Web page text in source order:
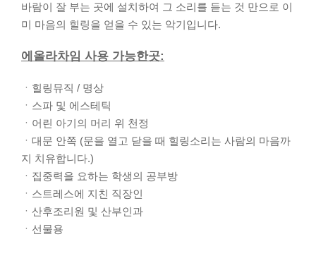
바람이 잘 부는 곳에 설치하여 그 소리를 듣는 것 만으로 이
미 마음의 힐링을 얻을 수 있는 악기입니다.
에올라차임 사용 가능한곳:
ㆍ힐링뮤직 / 명상
ㆍ스파 및 에스테틱
ㆍ어린 아기의 머리 위 천정
ㆍ대문 안쪽 (문을 열고 닫을 때 힐링소리는 사람의 마음까
지 치유합니다.)
ㆍ집중력을 요하는 학생의 공부방
ㆍ스트레스에 지친 직장인
ㆍ산후조리원 및 산부인과
ㆍ선물용